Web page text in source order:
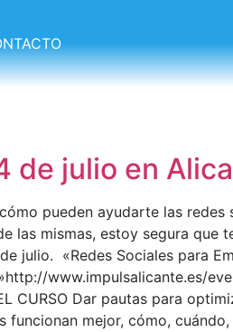
de julio en
pueden ayudarte las redes
las mismas, estoy segura que
julio. «Redes Sociales para
www.impulsalicante.es/
CURSO Dar pautas para
mejor, cómo,